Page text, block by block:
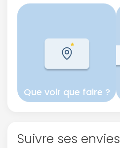
Que voir que faire ?
Suivre ses envies